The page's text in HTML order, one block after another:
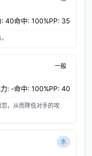
: 40命中: 100%PP: 35
一般
: -命中: 100%PP: 40
，从而降低对手的攻
水